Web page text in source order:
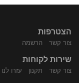
הצטרפות
צור קשר הרשמה
שירות לקוחות
צור קשר תקנון עזרו לנו